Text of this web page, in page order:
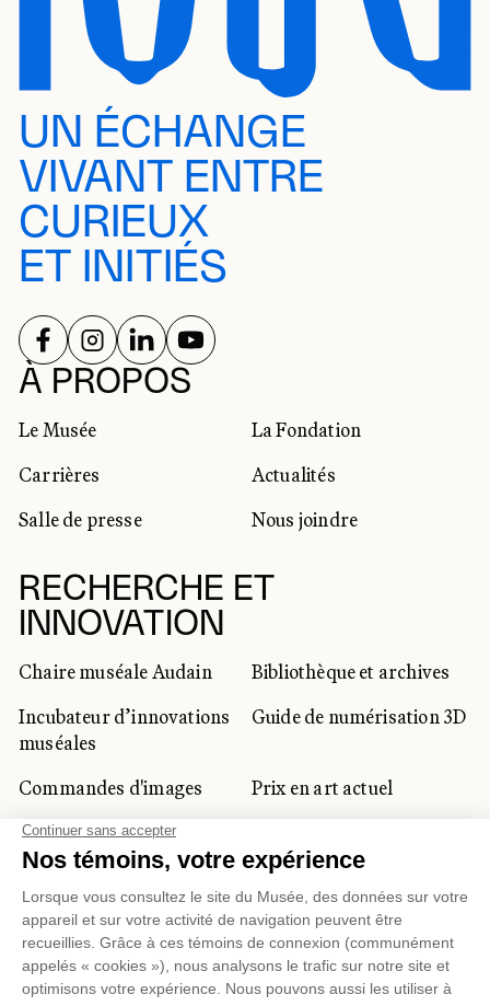
UN ÉCHANGE
VIVANT ENTRE
CURIEUX
ET INITIÉS
À PROPOS
Le Musée
La Fondation
Carrières
Actualités
Salle de presse
Nous joindre
RECHERCHE ET
INNOVATION
Chaire muséale Audain
Bibliothèque et archives
Incubateur d’innovations
muséales
Guide de numérisation 3D
Commandes d'images
Prix en art actuel
Prix Lynne-Cohen
CLIENTÈLE CORPORATIVE
ET PRIVÉE
Location d'espaces Activités corporatives
RÉSEAUX SOCIAUX
SUIVEZ-NOUS SUR
SUIVEZ-NOUS SUR
SUIVEZ-NOUS SUR
SUIVEZ-NOUS SUR